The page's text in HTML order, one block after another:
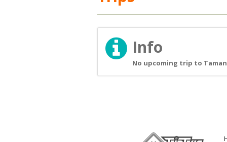
Info
No upcoming trip to